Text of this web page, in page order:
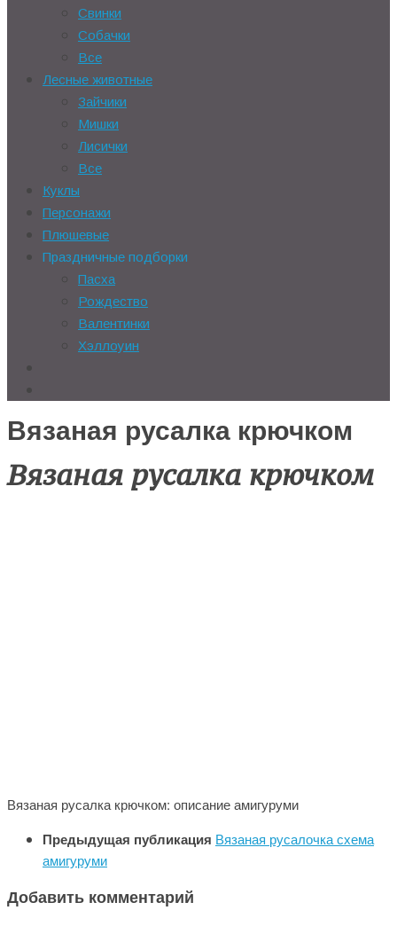
Свинки
Собачки
Все
Лесные животные
Зайчики
Мишки
Лисички
Все
Куклы
Персонажи
Плюшевые
Праздничные подборки
Пасха
Рождество
Валентинки
Хэллоуин
Вязаная русалка крючком
Вязаная русалка крючком
Вязаная русалка крючком: описание амигуруми
Предыдущая публикация Вязаная русалочка схема
амигуруми
Добавить комментарий